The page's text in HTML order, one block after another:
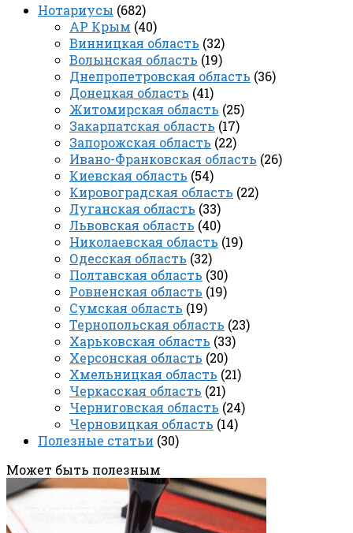
Нотариусы (682)
АР Крым (40)
Винницкая область (32)
Волынская область (19)
Днепропетровская область (36)
Донецкая область (41)
Житомирская область (25)
Закарпатская область (17)
Запорожская область (22)
Ивано-Франковская область (26)
Киевская область (54)
Кировоградская область (22)
Луганская область (33)
Львовская область (40)
Николаевская область (19)
Одесская область (32)
Полтавская область (30)
Ровненская область (19)
Сумская область (19)
Тернопольская область (23)
Харьковская область (33)
Херсонская область (20)
Хмельницкая область (21)
Черкасская область (21)
Черниговская область (24)
Черновицкая область (14)
Полезные статьи (30)
Может быть полезным